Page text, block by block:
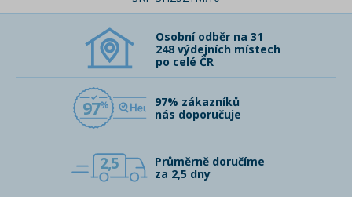
Osobní odběr na 31
248 výdejních místech
po celé ČR
97
97% zákazníků
nás doporučuje
2,5
Průměrně doručíme
za 2,5 dny